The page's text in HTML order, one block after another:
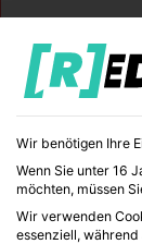
BÜCHER
Wir benötigen Ihre
Wenn Sie unter 16
möchten, müssen
Wir verwenden
essenziell,